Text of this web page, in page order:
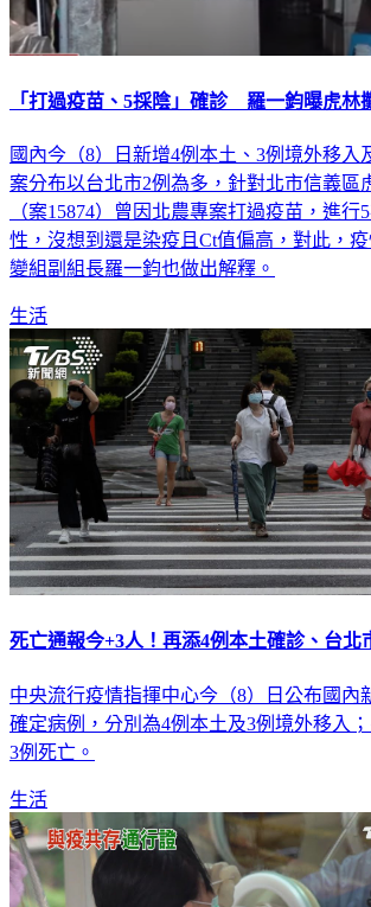
「打過疫苗、5採陰」確診 羅一鈞曝虎林
國內今（8）日新增4例本土、3例境外移入
案分布以台北市2例為多，針對北市信義區
（案15874）曾因北農專案打過疫苗，進行
性，沒想到還是染疫且Ct值偏高，對此，
變組副組長羅一鈞也做出解釋。
生活
死亡通報今+3人！再添4例本土確診、台北
中央流行疫情指揮中心今（8）日公布國內
確定病例，分別為4例本土及3例境外移入
3例死亡。
生活